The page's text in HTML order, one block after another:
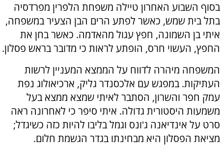
בסוף השבוע האחרון טיילה משפחת הלפרין מפרדסיה
בתל בית שמש, כאשר לפתע הרים הבן הצעיר במשפחה,
איתי בן השמונה, חפץ עגול מהאדמה. כאשר בחן את
החפץ, העשוי חרס, הופתע לראות כי מדובר בראש פסלון.
המשפחה מיהרה לדווח על הממצא המעניין לרשות
העתיקות. במפגש עם אלכסנדר גליק, ארכיאולוג נפת
עמק חפר והשרון, הסתבר לאיתי שמצא ממצא בעל
משמעות היסטורית גדולה. איתי סיפר כי לאחרונה ראה
סרט על אינדיאנה ג'ונס וגמל בליבו להיות כזה כשיגדל;
מציאת הפסלון היא מבחינתו בגדר הגשמת חלום.